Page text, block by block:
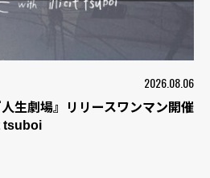
2026.08.06
生劇場』リリースワンマン開催
tsuboi